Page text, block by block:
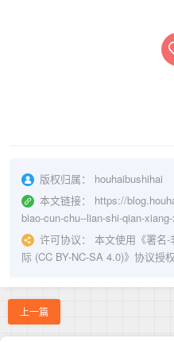
版权归属：
houhaibushihai
本文链接：
https://
biao-cun-chu--lian-shi-qian-
许可协议：
本文使用《署名-
际 (CC BY-NC-SA 4.0)》协议授权
上一篇